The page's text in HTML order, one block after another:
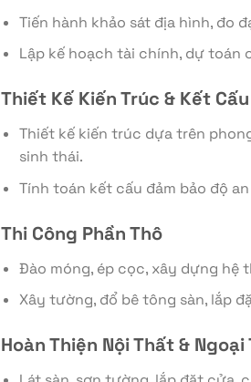
Tiến hành khảo sát địa hình, đo
Lập kế hoạch tài chính, dự toán
Thiết Kế Kiến Trúc & Kết Cấu
Thiết kế kiến trúc dựa trên
sinh thái.
Tính toán kết cấu đảm bảo độ
Thi Công Phần Thô
Đào móng, ép cọc, xây dựng
Xây tường, đổ bê tông sàn, lắp
Hoàn Thiện Nội Thất &